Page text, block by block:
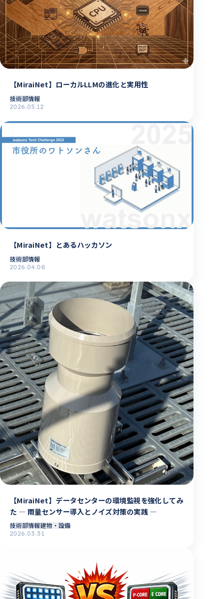
【MiraiNet】ローカルLLMの進化と実用性
技術部情報
2026.05.12
【MiraiNet】とあるハッカソン
技術部情報
2026.04.08
【MiraiNet】データセンターの環境監視を強化してみ
た ― 雨量センサー導入とノイズ対策の実践 ―
技術部情報建物・設備
2026.03.31